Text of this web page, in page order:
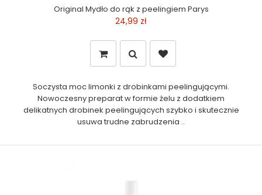
Original Mydło do rąk z peelingiem Parys
24,99 zł
Soczysta moc limonki z drobinkami peelingującymi.
Nowoczesny preparat w formie żelu z dodatkiem
delikatnych drobinek peelingujących szybko i skutecznie
usuwa trudne zabrudzenia ..